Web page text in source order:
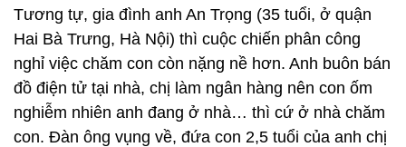
Tương tự, gia đình anh An Trọng (35 tuổi, ở quận
Hai Bà Trưng, Hà Nội) thì cuộc chiến phân công
nghỉ việc chăm con còn nặng nề hơn. Anh buôn bán
đồ điện tử tại nhà, chị làm ngân hàng nên con ốm
nghiễm nhiên anh đang ở nhà… thì cứ ở nhà chăm
con. Đàn ông vụng về, đứa con 2,5 tuổi của anh chị